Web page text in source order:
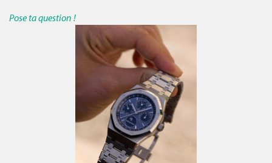
Pose ta question !